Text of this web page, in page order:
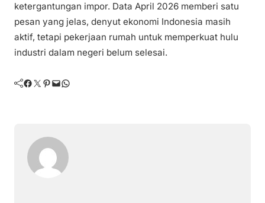
ketergantungan impor. Data April 2026 memberi satu
pesan yang jelas, denyut ekonomi Indonesia masih
aktif, tetapi pekerjaan rumah untuk memperkuat hulu
industri dalam negeri belum selesai.
Facebook Twitter Pinterest Mail WhatsApp